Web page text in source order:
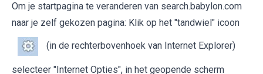
Om je startpagina te veranderen van search.babylon.com
naar je zelf gekozen pagina: Klik op het "tandwiel" icoon
(in de rechterbovenhoek van Internet Explorer)
selecteer "Internet Opties", in het geopende scherm